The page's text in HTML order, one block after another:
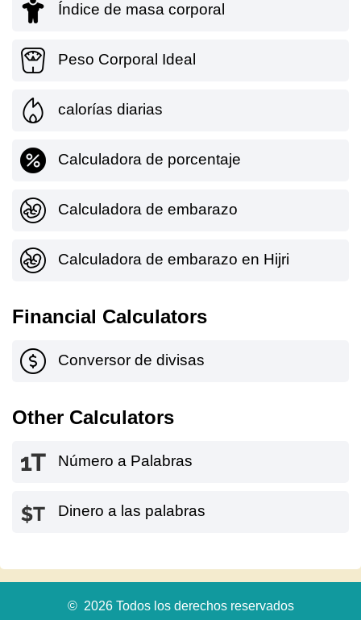
Índice de masa corporal
Peso Corporal Ideal
calorías diarias
Calculadora de porcentaje
Calculadora de embarazo
Calculadora de embarazo en Hijri
Financial Calculators
Conversor de divisas
Other Calculators
Número a Palabras
Dinero a las palabras
© 2026 Todos los derechos reservados